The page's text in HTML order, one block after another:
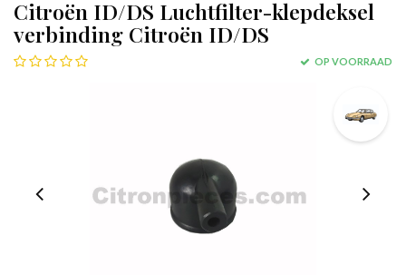
Citroën ID/DS Luchtfilter-klepdeksel
verbinding Citroën ID/DS
OP VOORRAAD